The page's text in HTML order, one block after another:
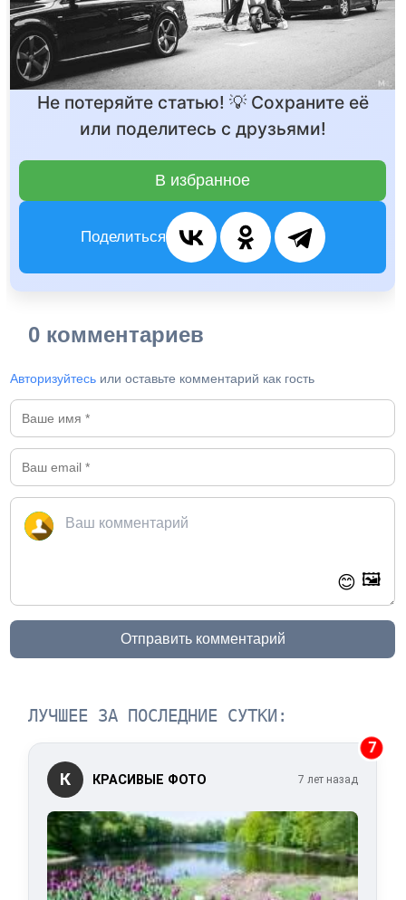
Не потеряйте статью! 💡 Сохраните её
или поделитесь с друзьями!
В избранное
Поделиться
0 комментариев
Авторизуйтесь или оставьте комментарий как гость
😊 🖼️
Отправить комментарий
ЛУЧШЕЕ ЗА ПОСЛЕДНИЕ СУТКИ:
7
К КРАСИВЫЕ ФОТО 7 лет назад